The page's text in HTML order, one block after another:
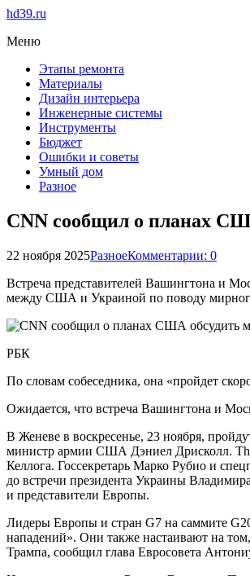
hd39.ru
Меню
Этапы ремонта
Материалы
Дизайн интерьера
Инженерные системы
Инструменты
Бюджет
Ошибки и советы
Умный дом
Разное
CNN сообщил о планах
22 ноября 2025РазноеКомментарии: 0
Встреча представителей Вашингтона и
между США и Украиной по поводу
РБК
По словам собеседника, она «пройдет
Ожидается, что встреча Вашингтона и
В Женеве в воскресенье, 23 ноября,
министр армии США Дэниел Дрисколл. The
Келлога. Госсекретарь Марко Рубио и
до встречи президента Украины
и представители Европы.
Лидеры Европы и стран G7 на саммите
нападений». Они также настаивают на
Трампа, сообщил глава Евросовета